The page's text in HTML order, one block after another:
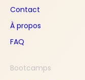
Contact
À propos
FAQ
Bootcamps